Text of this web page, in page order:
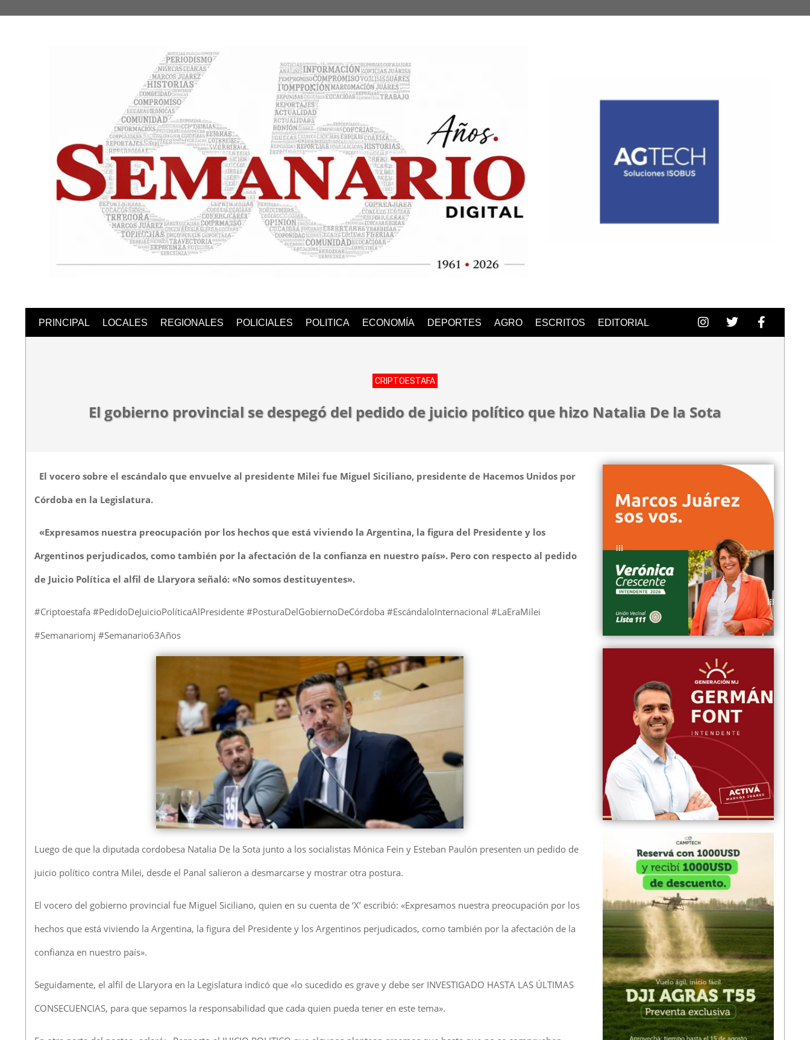
Semanario
Digital
PRINCIPAL LOCALES REGIONALES POLICIALES POLITICA ECONOMÍA DEPORTES AGRO ESCRITOS EDITORIAL
CRIPTOESTAFA
El gobierno provincial se despegó del pedido de juicio político que hizo Natalia De la Sota
El vocero sobre el escándalo que envuelve al presidente Milei fue Miguel Siciliano, presidente de Hacemos Unidos por
Córdoba en la Legislatura.
«Expresamos nuestra preocupación por los hechos que está viviendo la Argentina, la figura del Presidente y los
Argentinos perjudicados, como también por la afectación de la confianza en nuestro país». Pero con respecto al pedido
de Juicio Política el alfil de Llaryora señaló: «No somos destituyentes».
#Criptoestafa #PedidoDeJuicioPolíticaAlPresidente #PosturaDelGobiernoDeCórdoba #EscándaloInternacional #LaEraMilei
#Semanariomj #Semanario63Años
Luego de que la diputada cordobesa Natalia De la Sota junto a los socialistas Mónica Fein y Esteban Paulón presenten un pedido de
juicio político contra Milei, desde el Panal salieron a desmarcarse y mostrar otra postura.
El vocero del gobierno provincial fue Miguel Siciliano, quien en su cuenta de ‘X’ escribió: «Expresamos nuestra preocupación por los
hechos que está viviendo la Argentina, la figura del Presidente y los Argentinos perjudicados, como también por la afectación de la
confianza en nuestro país».
Seguidamente, el alfil de Llaryora en la Legislatura indicó que «lo sucedido es grave y debe ser INVESTIGADO HASTA LAS ÚLTIMAS
CONSECUENCIAS, para que sepamos la responsabilidad que cada quien pueda tener en este tema».